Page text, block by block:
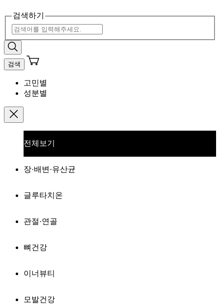
검색하기
검색
고민별
성분별
전체보기
장·배변·유산균
글루타치온
관절·연골
뼈건강
이너뷰티
모발건강